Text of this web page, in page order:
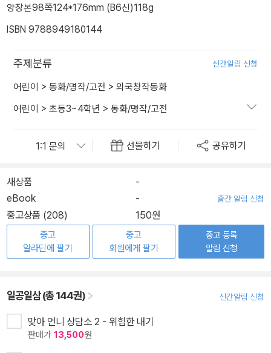
양장본98쪽124*176mm (B6신)118g
ISBN 9788949180144
주제분류 신간알림 신청
어린이 > 동화/명작/고전 > 외국창작동화
어린이 > 초등3~4학년 > 동화/명작/고전
선물하기 공유하기
새상품
-
eBook
- 출간 알림 신청
중고상품 (208) 150원
중고
알라딘에 팔기
중고
회원에게 팔기
중고 등록
알림 신청
일공일삼 (총 144권) 신간알림 신청
맞아 언니 상담소 2 - 위험한 내기
판매가 13,500원